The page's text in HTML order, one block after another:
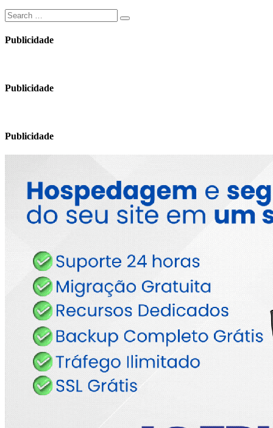
Search
for:
Search
Publicidade
Publicidade
Publicidade